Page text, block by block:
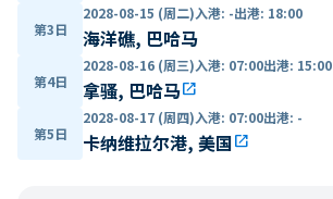
第3日
2028-08-15 (周二)入港: -出港: 18:00
海洋礁, 巴哈马
第4日
2028-08-16 (周三)入港: 07:00出港: 15:00
拿骚, 巴哈马open_in_new
第5日
2028-08-17 (周四)入港: 07:00出港: -
卡纳维拉尔港, 美国open_in_new